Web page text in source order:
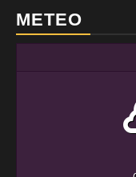
METEO